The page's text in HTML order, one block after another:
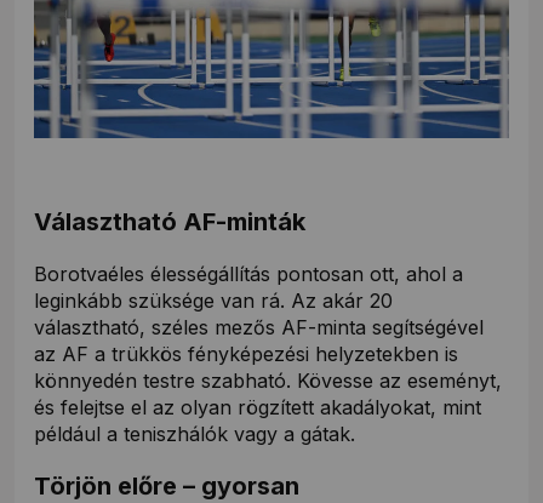
Választható AF-minták
Borotvaéles élességállítás pontosan ott, ahol a
leginkább szüksége van rá. Az akár 20
választható, széles mezős AF-minta segítségével
az AF a trükkös fényképezési helyzetekben is
könnyedén testre szabható. Kövesse az eseményt,
és felejtse el az olyan rögzített akadályokat, mint
például a teniszhálók vagy a gátak.
Törjön előre – gyorsan